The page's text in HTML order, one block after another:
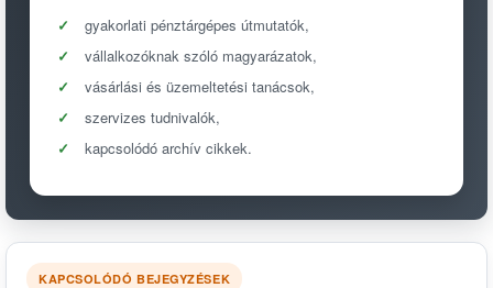
gyakorlati pénztárgépes útmutatók,
vállalkozóknak szóló magyarázatok,
vásárlási és üzemeltetési tanácsok,
szervizes tudnivalók,
kapcsolódó archív cikkek.
KAPCSOLÓDÓ BEJEGYZÉSEK